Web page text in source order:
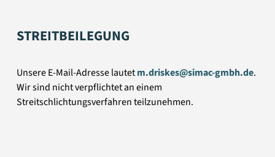
STREITBEILEGUNG
Unsere E-Mail-Adresse lautetm.driskes@simac-gmbh.de.
Wir sind nicht verpflichtet an einem
Streitschlichtungsverfahren teilzunehmen.